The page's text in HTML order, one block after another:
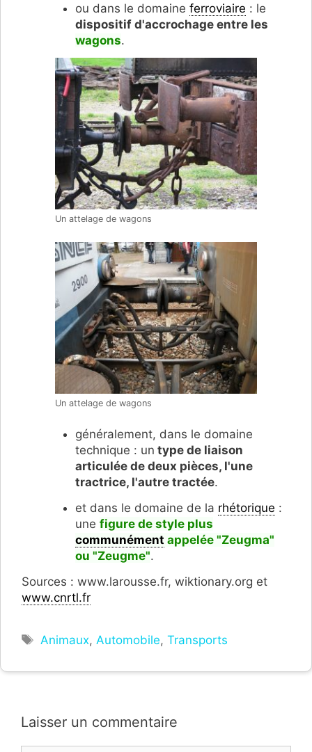
ou dans le domaine ferroviaire : le
dispositif d'accrochage entre les
wagons.
Un attelage de wagons
Un attelage de wagons
généralement, dans le domaine
technique : un type de liaison
articulée de deux pièces, l'une
tractrice, l'autre tractée.
et dans le domaine de la rhétorique :
une figure de style plus
communément appelée "Zeugma"
ou "Zeugme".
Sources : www.larousse.fr, wiktionary.org et
www.cnrtl.fr
Étiquettes
Animaux, Automobile,Transports
Laisser un commentaire